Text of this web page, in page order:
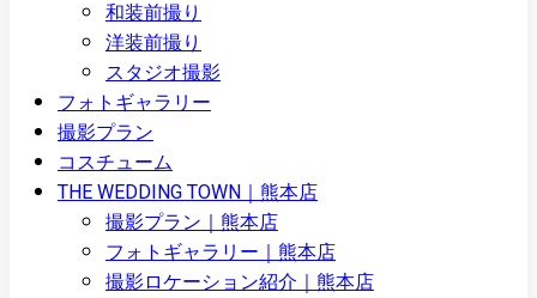
和装前撮り
洋装前撮り
スタジオ撮影
フォトギャラリー
撮影プラン
コスチューム
THE WEDDING TOWN｜熊本店
撮影プラン｜熊本店
フォトギャラリー｜熊本店
撮影ロケーション紹介｜熊本店